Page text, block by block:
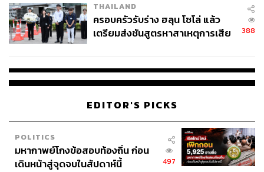
THAILAND
ครอบครัวรับร่าง ฮลุน โซโล่ แล้ว
เตรียมส่งชันสูตรหาสาเหตุการเสีย
388
EDITOR'S PICKS
POLITICS
มหากาพย์โกงข้อสอบท้องถิ่น ก่อน
เดินหน้าสู่จุดจบในสัปดาห์นี้
497